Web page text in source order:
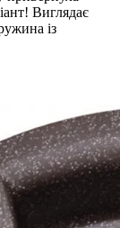
Виглядає
із